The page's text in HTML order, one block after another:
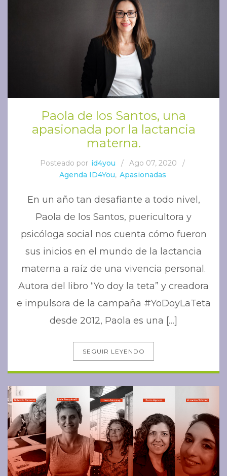
Paola de los Santos, una
apasionada por la lactancia
materna.
Posteado por id4you / Ago 07, 2020
/
Agenda ID4You, Apasionadas
En un año tan desafiante a todo nivel,
Paola de los Santos, puericultora y
psicóloga social nos cuenta cómo fueron
sus inicios en el mundo de la lactancia
materna a raíz de una vivencia personal.
Autora del libro “Yo doy la teta” y creadora
e impulsora de la campaña #YoDoyLaTeta
desde 2012, Paola es una […]
SEGUIR LEYENDO